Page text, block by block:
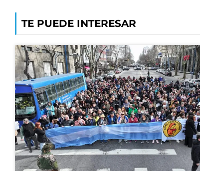
TE PUEDE INTERESAR